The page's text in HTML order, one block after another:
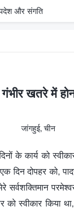
और संगति
खतरे में
जांगहुई, चीन
के कार्य को
दिन दोपहर को,
को स्वीकार